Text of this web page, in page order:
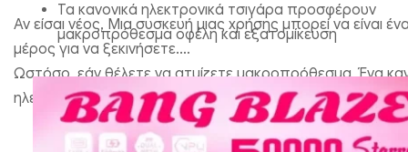
Τα κανονικά ηλεκτρονικά τσιγάρα προσφέρουν
μακροπρόθεσμα οφέλη και εξατομίκευση
Αν είσαι νέος, Μια συσκευή μιας χρήσης μπορεί να είναι
μέρος για να ξεκινήσετε.
Ωστόσο, εάν θέλετε να ατμίζετε μακροπρόθεσμα, Ένα
ηλεκτρονικό τσιγάρο είναι η καλύτερη επιλογή.